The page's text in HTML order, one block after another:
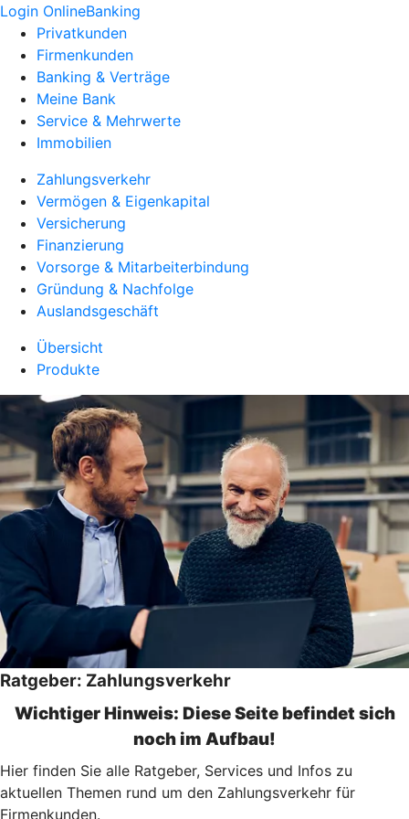
Login OnlineBanking
Privatkunden
Firmenkunden
Banking & Verträge
Meine Bank
Service & Mehrwerte
Immobilien
Zahlungsverkehr
Vermögen & Eigenkapital
Versicherung
Finanzierung
Vorsorge & Mitarbeiterbindung
Gründung & Nachfolge
Auslandsgeschäft
Übersicht
Produkte
Ratgeber: Zahlungsverkehr
Wichtiger Hinweis: Diese Seite befindet sich
noch im Aufbau!
Hier finden Sie alle Ratgeber, Services und Infos zu
aktuellen Themen rund um den Zahlungsverkehr für
Firmenkunden.